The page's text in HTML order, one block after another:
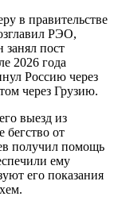
в правительстве
РЭО,
пост
2026 года
Россию через
через Грузию.
выезд из
бегство от
получил помощь
ему
его показания